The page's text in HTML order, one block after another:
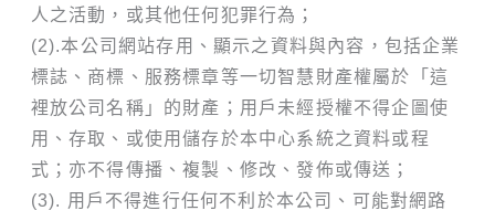
人之活動，或其他任何犯罪行為；
(2).本公司網站存用、顯示之資料與內容，包括企業
標誌、商標、服務標章等一切智慧財產權屬於「這
裡放公司名稱」的財產；用戶未經授權不得企圖使
用、存取、或使用儲存於本中心系統之資料或程
式；亦不得傳播、複製、修改、發佈或傳送；
(3). 用戶不得進行任何不利於本公司、可能對網路